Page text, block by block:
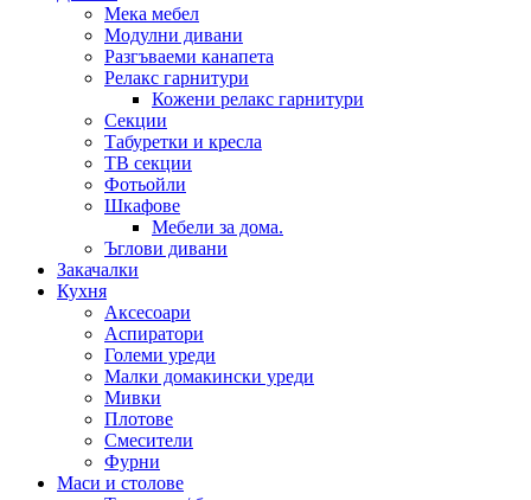
Мека мебел
Модулни дивани
Разгъваеми канапета
Релакс гарнитури
Кожени релакс гарнитури
Секции
Табуретки и кресла
ТВ секции
Фотьойли
Шкафове
Мебели за дома.
Ъглови дивани
Закачалки
Кухня
Аксесоари
Аспиратори
Големи уреди
Малки домакински уреди
Мивки
Плотове
Смесители
Фурни
Маси и столове